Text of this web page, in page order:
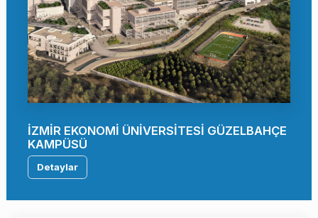
İZMİR EKONOMİ ÜNİVERSİTESİ GÜZELBAHÇE
KAMPÜSÜ
Detaylar